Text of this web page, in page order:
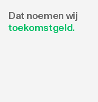
Dat noemen wij
toekomstgeld.